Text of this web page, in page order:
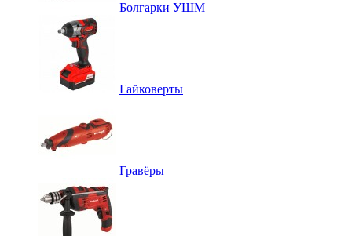
Болгарки УШМ
Гайковерты
Гравёры